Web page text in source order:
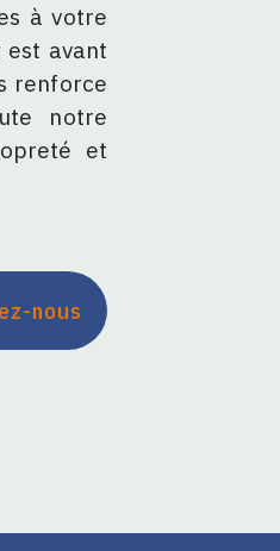
à votre
avant
renforce
notre
et
nous